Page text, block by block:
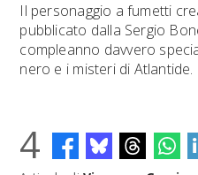
Il personaggio a fumetti
pubblicato dalla Sergio
compleanno davvero
nero e i misteri di Atlantide.
4